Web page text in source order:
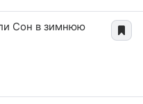
Сон в зимнюю